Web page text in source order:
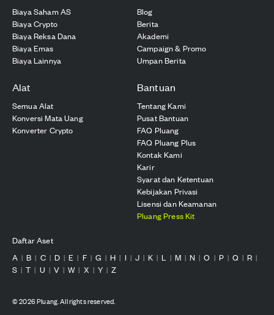
Biaya Saham AS
Biaya Crypto
Biaya Reksa Dana
Biaya Emas
Biaya Lainnya
Blog
Berita
Akademi
Campaign & Promo
Umpan Berita
Alat
Semua Alat
Konversi Mata Uang
Konverter Crypto
Bantuan
Tentang Kami
Pusat Bantuan
FAQ Pluang
FAQ Pluang Plus
Kontak Kami
Karir
Syarat dan Ketentuan
Kebijakan Privasi
Lisensi dan Keamanan
Pluang Press Kit
Daftar Aset
A | B | C | D | E | F | G | H | I | J | K | L | M | N | O | P | Q | R |
S | T | U | V | W | X | Y | Z
©2026Pluang. All rights reserved.